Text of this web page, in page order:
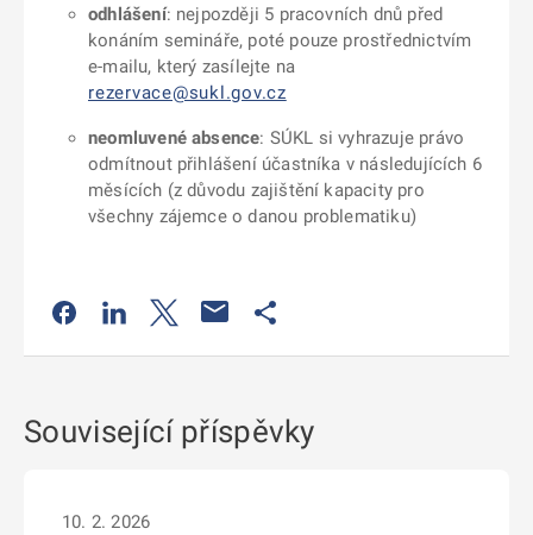
odhlášení: nejpozději 5 pracovních dnů před
konáním semináře, poté pouze prostřednictvím
e-mailu, který zasílejte na
rezervace@sukl.gov.cz
neomluvené absence: SÚKL si vyhrazuje právo
odmítnout přihlášení účastníka v následujících 6
měsících (z důvodu zajištění kapacity pro
všechny zájemce o danou problematiku)
Odkaz se otevře na nové kartě
Odkaz se otevře na nové kartě
Odkaz se otevře na nové kartě
Související příspěvky
10. 2. 2026